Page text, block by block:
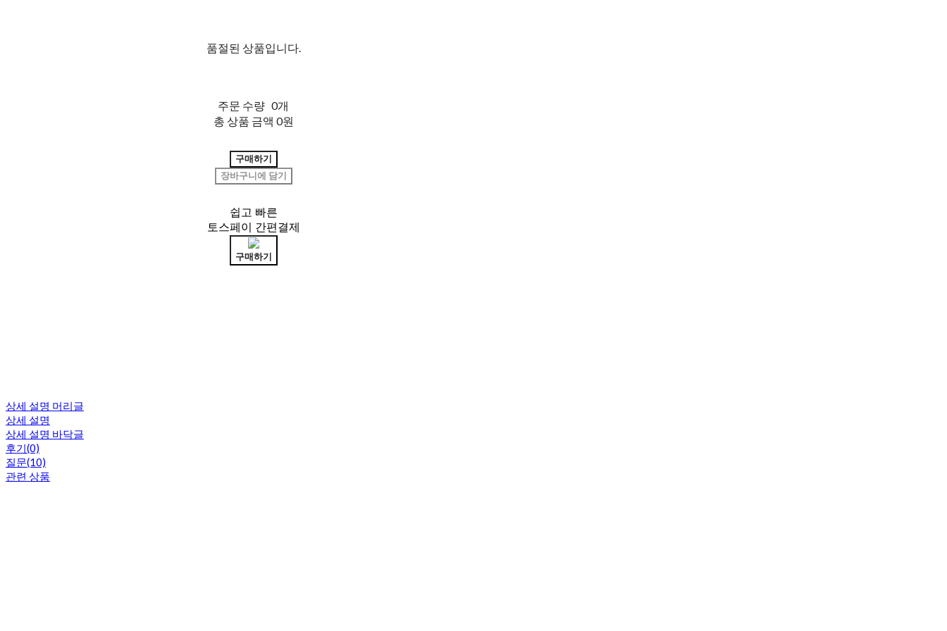
품절된 상품입니다.
주문 수량 0개
총 상품 금액 0원
구매하기
장바구니에 담기
쉽고 빠른
토스페이 간편결제
구매하기
상세 설명 머리글
상세 설명
상세 설명 바닥글
후기(0)
질문(10)
관련 상품